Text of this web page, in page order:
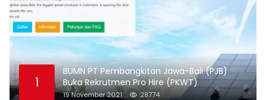
1
BUMN PT Pembangkitan Jawa-Bali (PJB)
Buka Rekrutmen Pro Hire (PKWT)
19 November 2021 28774